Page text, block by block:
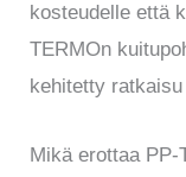
kosteudelle että
TERMOn
kehitetty
Mikä erottaa